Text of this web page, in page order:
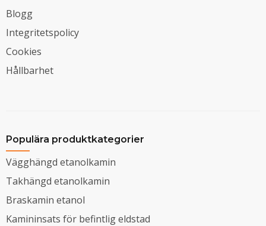
Blogg
Integritetspolicy
Cookies
Hållbarhet
Populära produktkategorier
Vägghängd etanolkamin
Takhängd etanolkamin
Braskamin etanol
Kamininsats för befintlig eldstad